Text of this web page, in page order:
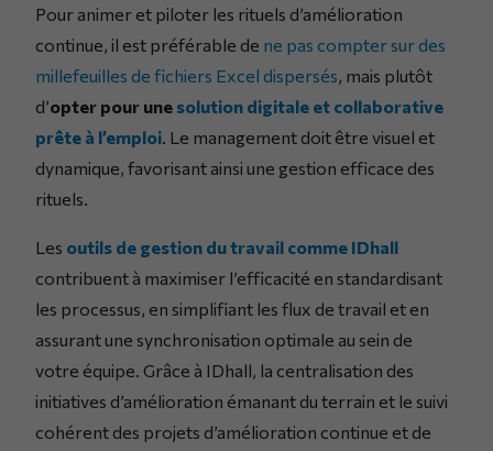
Pour animer et piloter les rituels d’amélioration
continue, il est préférable de ne pas compter sur des
millefeuilles de fichiers Excel dispersés, mais plutôt
d’opter pour une solution digitale et collaborative
prête à l’emploi. Le management doit être visuel et
dynamique, favorisant ainsi une gestion efficace des
rituels.
Les outils de gestion du travail comme IDhall
contribuent à maximiser l’efficacité en standardisant
les processus, en simplifiant les flux de travail et en
assurant une synchronisation optimale au sein de
votre équipe. Grâce à IDhall, la centralisation des
initiatives d’amélioration émanant du terrain et le suivi
cohérent des projets d’amélioration continue et de